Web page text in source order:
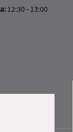
12:30 - 13:00